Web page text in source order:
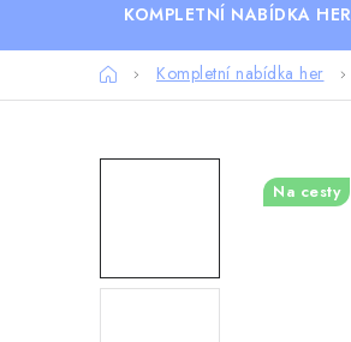
KOMPLETNÍ NABÍDKA HER
DomůKompletní nabídka her
Na cesty